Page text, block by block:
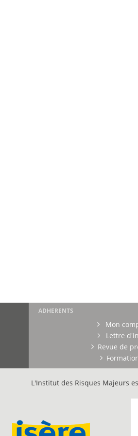
ADHERENTS
Mon
Lettre
Revue de
L'Institut des Risques Majeurs